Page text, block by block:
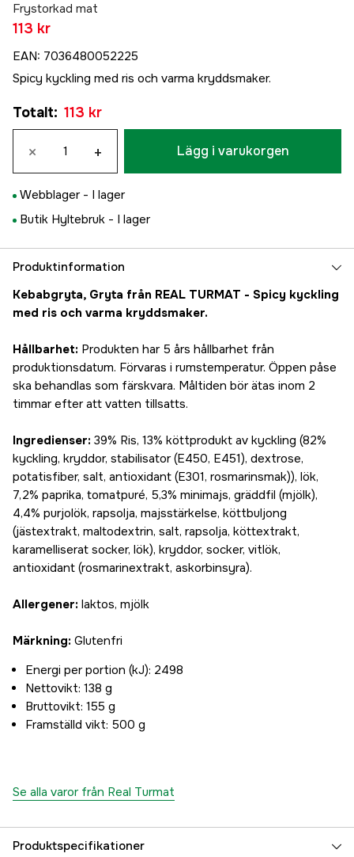
Frystorkad mat
113 kr
EAN: 7036480052225
Spicy kyckling med ris och varma kryddsmaker.
Totalt: 113 kr
× + Lägg i varukorgen
Webblager - I lager
Butik Hyltebruk - I lager
Produktinformation
Kebabgryta, Gryta från REAL TURMAT - Spicy kyckling
med ris och varma kryddsmaker.
Hållbarhet: Produkten har 5 års hållbarhet från
produktionsdatum. Förvaras i rumstemperatur. Öppen påse
ska behandlas som färskvara. Måltiden bör ätas inom 2
timmar efter att vatten tillsatts.
Ingredienser: 39% Ris, 13% köttprodukt av kyckling (82%
kyckling, kryddor, stabilisator (E450, E451), dextrose,
potatisfiber, salt, antioxidant (E301, rosmarinsmak)), lök,
7,2% paprika, tomatpuré, 5,3% minimajs, gräddfil (mjölk),
4,4% purjolök, rapsolja, majsstärkelse, köttbuljong
(jästextrakt, maltodextrin, salt, rapsolja, köttextrakt,
karamelliserat socker, lök), kryddor, socker, vitlök,
antioxidant (rosmarinextrakt, askorbinsyra).
Allergener: laktos, mjölk
Märkning: Glutenfri
Energi per portion (kJ): 2498
Nettovikt: 138 g
Bruttovikt: 155 g
Framställd vikt: 500 g
Se alla varor från Real Turmat
Produktspecifikationer